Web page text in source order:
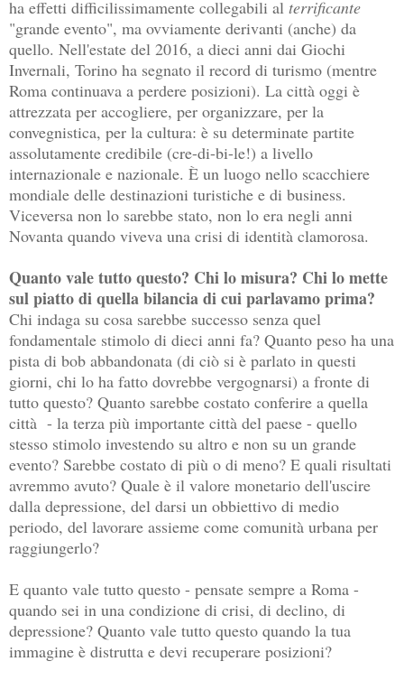
ha effetti difficilissimamente collegabili al terrificante
"grande evento", ma ovviamente derivanti (anche) da
quello. Nell'estate del 2016, a dieci anni dai Giochi
Invernali, Torino ha segnato il record di turismo (mentre
Roma continuava a perdere posizioni). La città oggi è
attrezzata per accogliere, per organizzare, per la
convegnistica, per la cultura: è su determinate partite
assolutamente credibile (cre-di-bi-le!) a livello
internazionale e nazionale. È un luogo nello scacchiere
mondiale delle destinazioni turistiche e di business.
Viceversa non lo sarebbe stato, non lo era negli anni
Novanta quando viveva una crisi di identità clamorosa.
Quanto vale tutto questo? Chi lo misura? Chi lo mette
sul piatto di quella bilancia di cui parlavamo prima?
Chi indaga su cosa sarebbe successo senza quel
fondamentale stimolo di dieci anni fa? Quanto peso ha una
pista di bob abbandonata (di ciò si è parlato in questi
giorni, chi lo ha fatto dovrebbe vergognarsi) a fronte di
tutto questo? Quanto sarebbe costato conferire a quella
città - la terza più importante città del paese - quello
stesso stimolo investendo su altro e non su un grande
evento? Sarebbe costato di più o di meno? E quali risultati
avremmo avuto? Quale è il valore monetario dell'uscire
dalla depressione, del darsi un obbiettivo di medio
periodo, del lavorare assieme come comunità urbana per
raggiungerlo?
E quanto vale tutto questo - pensate sempre a Roma -
quando sei in una condizione di crisi, di declino, di
depressione? Quanto vale tutto questo quando la tua
immagine è distrutta e devi recuperare posizioni?